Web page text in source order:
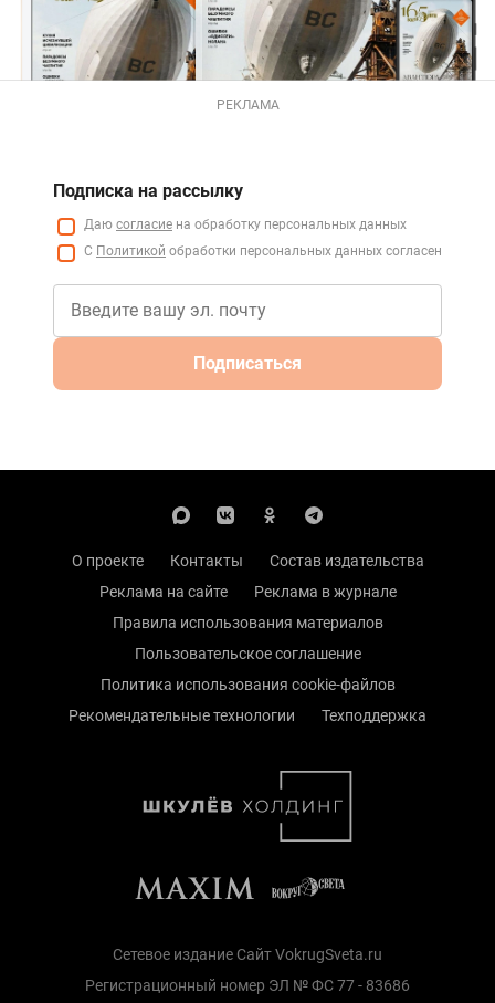
РЕКЛАМА
Подписка на рассылку
Даю согласие на обработку персональных данных
С Политикой обработки персональных данных согласен
Подписаться
О проекте Контакты
Состав издательства
Реклама на сайте
Реклама в журнале
Правила использования материалов
Пользовательское соглашение
Политика использования cookie-файлов
Рекомендательные технологии
Техподдержка
Сетевое издание Сайт VokrugSveta.ru
Регистрационный номер ЭЛ № ФС 77 - 83686